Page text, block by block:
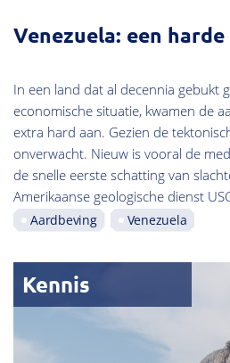
Venezuela: een
In een land dat al decennia gebukt
economische situatie, kwamen de
extra hard aan. Gezien de
onverwacht. Nieuw is vooral de
de snelle eerste schatting van
Amerikaanse geologische dienst
Aardbeving Venezuela
Kennis